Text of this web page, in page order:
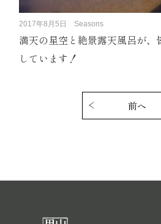
2017年8月5日 Seasons
満天の星空と絶景露天風呂が、
しています！
前へ